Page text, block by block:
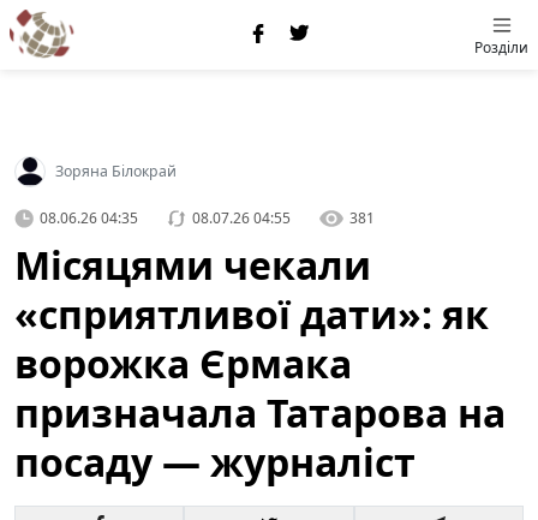
Розділи
Зоряна Білокрай
08.06.26 04:35 08.07.26 04:55 381
Місяцями чекали
«сприятливої дати»: як
ворожка Єрмака
призначала Татарова на
посаду — журналіст